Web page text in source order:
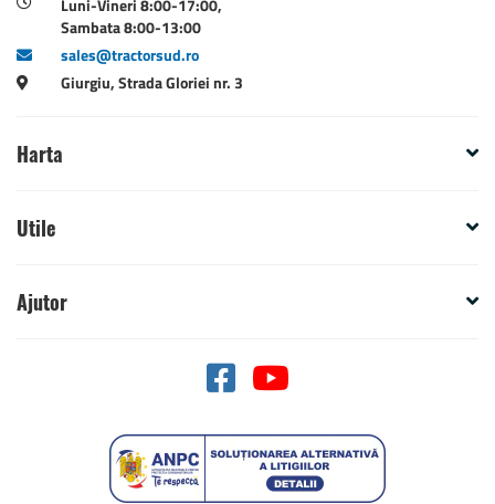
Sambata 8:00-13:00
sales@tractorsud.ro
Giurgiu, Strada Gloriei nr. 3
Harta
Utile
Ajutor